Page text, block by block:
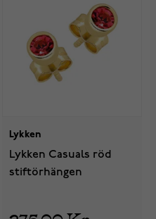
Lykken
Lykken Casuals röd
stiftörhängen